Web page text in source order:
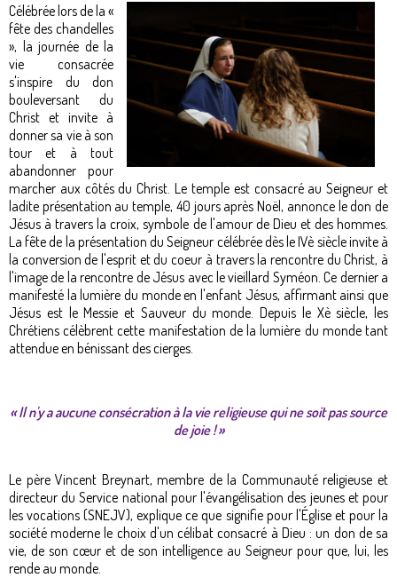
Célébrée lors de la «
fête des chandelles
», la journée de la
vie consacrée
s'inspire du don
bouleversant du
Christ et invite à
donner sa vie à son
tour et à tout
abandonner pour
marcher aux côtés du Christ. Le temple est consacré au Seigneur et
ladite présentation au temple, 40 jours après Noël, annonce le don de
Jésus à travers la croix, symbole de l'amour de Dieu et des hommes.
La fête de la présentation du Seigneur célébrée dès le IVè siècle invite à
la conversion de l'esprit et du coeur à travers la rencontre du Christ, à
l'image de la rencontre de Jésus avec le vieillard Syméon. Ce dernier a
manifesté la lumière du monde en l'enfant Jésus, affirmant ainsi que
Jésus est le Messie et Sauveur du monde. Depuis le Xè siècle, les
Chrétiens célèbrent cette manifestation de la lumière du monde tant
attendue en bénissant des cierges.
« Il n'y a aucune consécration à la vie religieuse qui ne soit pas source
de joie ! »
Le père Vincent Breynart, membre de la Communauté religieuse et
directeur du Service national pour l'évangélisation des jeunes et pour
les vocations (SNEJV), explique ce que signifie pour l'Église et pour la
société moderne le choix d'un célibat consacré à Dieu : un don de sa
vie, de son cœur et de son intelligence au Seigneur pour que, lui, les
rende au monde.